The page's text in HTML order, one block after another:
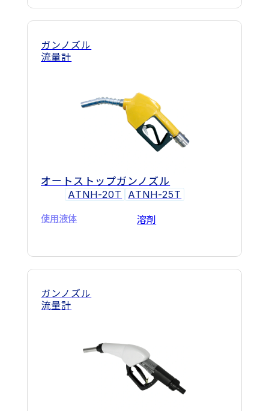
ガンノズル
流量計
オートストップガンノズル
ATNH-20T
ATNH-25T
使用液体 溶剤
ガンノズル
流量計